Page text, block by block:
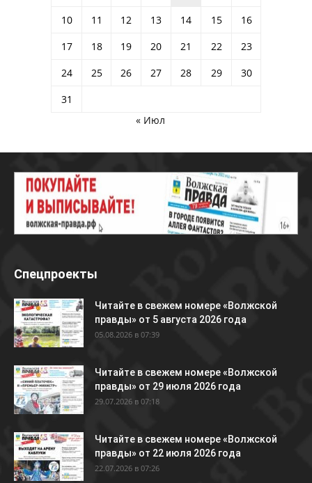
10
11 12 13 14 15
16
17
18 19 20 21 22
23
24
25 26 27 28 29
30
31
« Июл
Спецпроекты
Читайте в свежем номере «Волжской
правды» от 5 августа 2026 года
05.08.2026 в 07:39
Читайте в свежем номере «Волжской
правды» от 29 июля 2026 года
29.07.2026 в 07:18
Читайте в свежем номере «Волжской
правды» от 22 июля 2026 года
22.07.2026 в 07:26